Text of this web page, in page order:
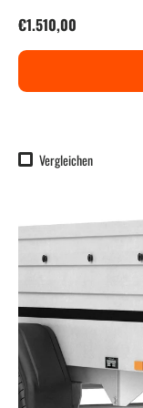
Normaler Preis
€1.510,00
Vergleichen